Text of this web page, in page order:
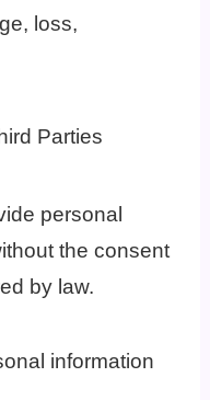
loss,
Parties
personal
the consent
by law.
information